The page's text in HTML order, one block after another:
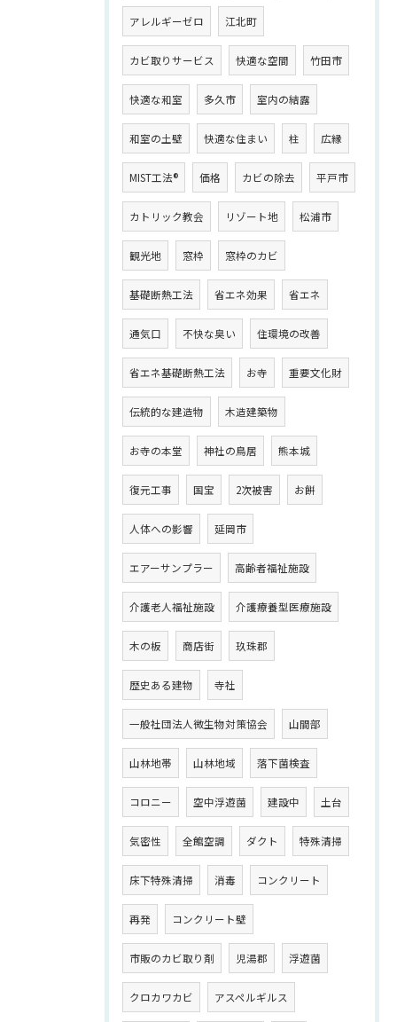
アレルギーゼロ 江北町
カビ取りサービス 快適な空間 竹田市
快適な和室 多久市 室内の結露
和室の土壁 快適な住まい 柱 広縁
MIST工法® 価格 カビの除去 平戸市
カトリック教会 リゾート地 松浦市
観光地 窓枠 窓枠のカビ
基礎断熱工法 省エネ効果 省エネ
通気口 不快な臭い 住環境の改善
省エネ基礎断熱工法 お寺 重要文化財
伝統的な建造物 木造建築物
お寺の本堂 神社の鳥居 熊本城
復元工事 国宝 2次被害 お餅
人体への影響 延岡市
エアーサンプラー 高齢者福祉施設
介護老人福祉施設 介護療養型医療施設
木の板 商店街 玖珠郡
歴史ある建物 寺社
一般社団法人微生物対策協会 山間部
山林地帯 山林地域 落下菌検査
コロニー 空中浮遊菌 建設中 土台
気密性 全館空調 ダクト 特殊清掃
床下特殊清掃 消毒 コンクリート
再発 コンクリート壁
市販のカビ取り剤 児湯郡 浮遊菌
クロカワカビ アスペルギルス